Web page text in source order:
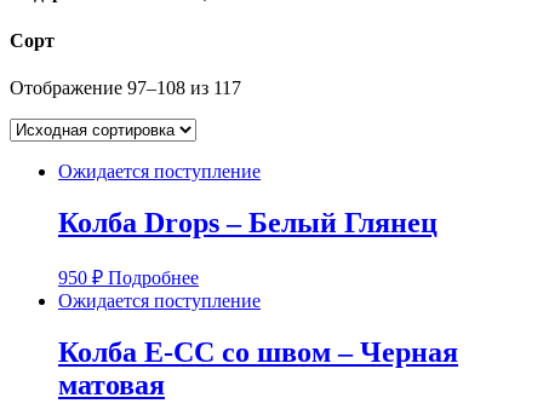
Сорт
Отображение 97–108 из 117
Ожидается поступление
Колба Drops – Белый Глянец
950 ₽ Подробнее
Ожидается поступление
Колба E-CC со швом – Черная
матовая